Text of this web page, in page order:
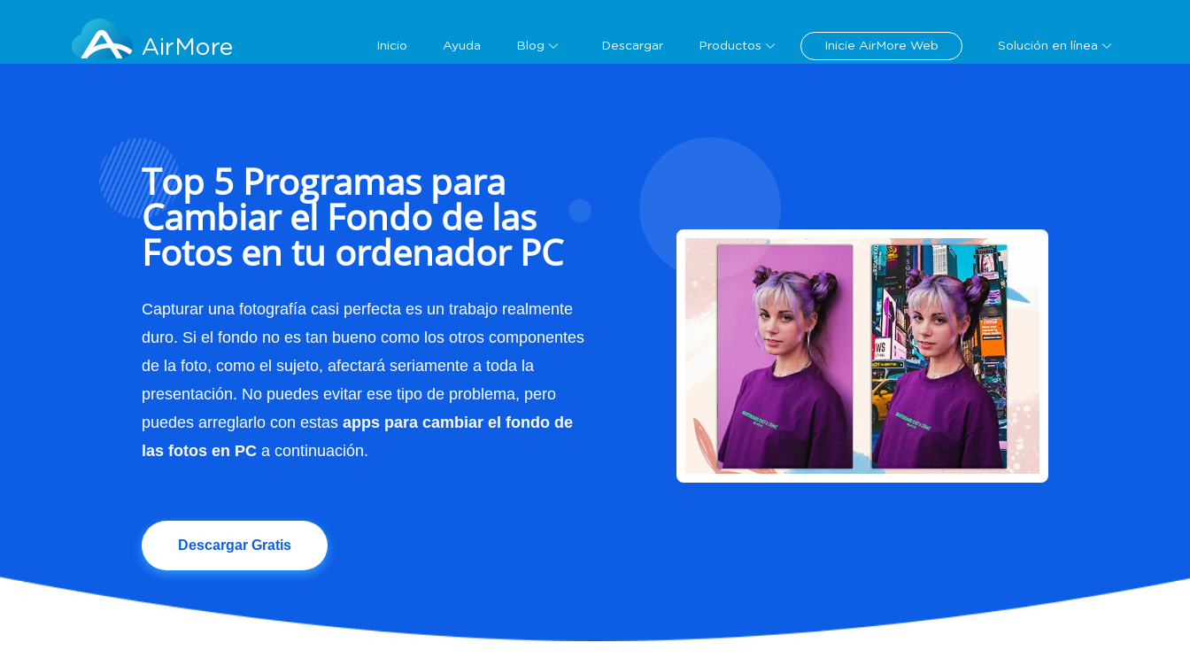
AirMore Inicio Ayuda Blog Descargar Productos Inicie AirMore Web Solución en línea
Top 5 Programas para
Cambiar el Fondo de las
Fotos en tu ordenador PC
Capturar una fotografía casi perfecta es un trabajo realmente
duro. Si el fondo no es tan bueno como los otros componentes
de la foto, como el sujeto, afectará seriamente a toda la
presentación. No puedes evitar ese tipo de problema, pero
puedes arreglarlo con estas apps para cambiar el fondo de
las fotos en PC a continuación.
Descargar Gratis